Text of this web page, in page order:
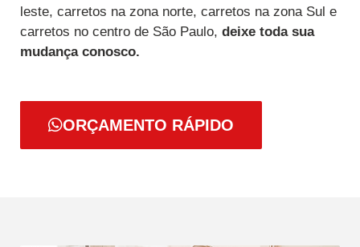
leste, carretos na zona norte, carretos na zona Sul e
carretos no centro de São Paulo, deixe toda sua
mudança conosco.
ORÇAMENTO RÁPIDO